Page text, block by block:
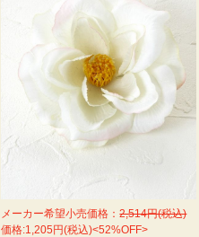
メーカー希望小売価格：2,514円(税込)
価格:1,205円(税込)<52%OFF>